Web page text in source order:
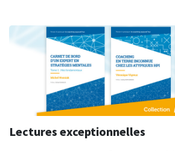
Lectures exceptionnelles